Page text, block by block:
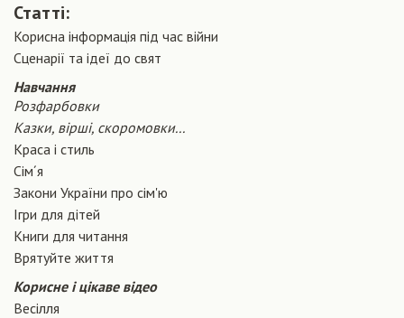
Статті:
Корисна інформація під час війни
Сценарiї та iдеї до свят
Навчання
Розфарбовки
Казки, вірші, скоромовки...
Краса і стиль
Сiм´я
Закони України про сiм'ю
Ігри для дітей
Книги для читання
Врятуйте життя
Корисне і цікаве відео
Весілля